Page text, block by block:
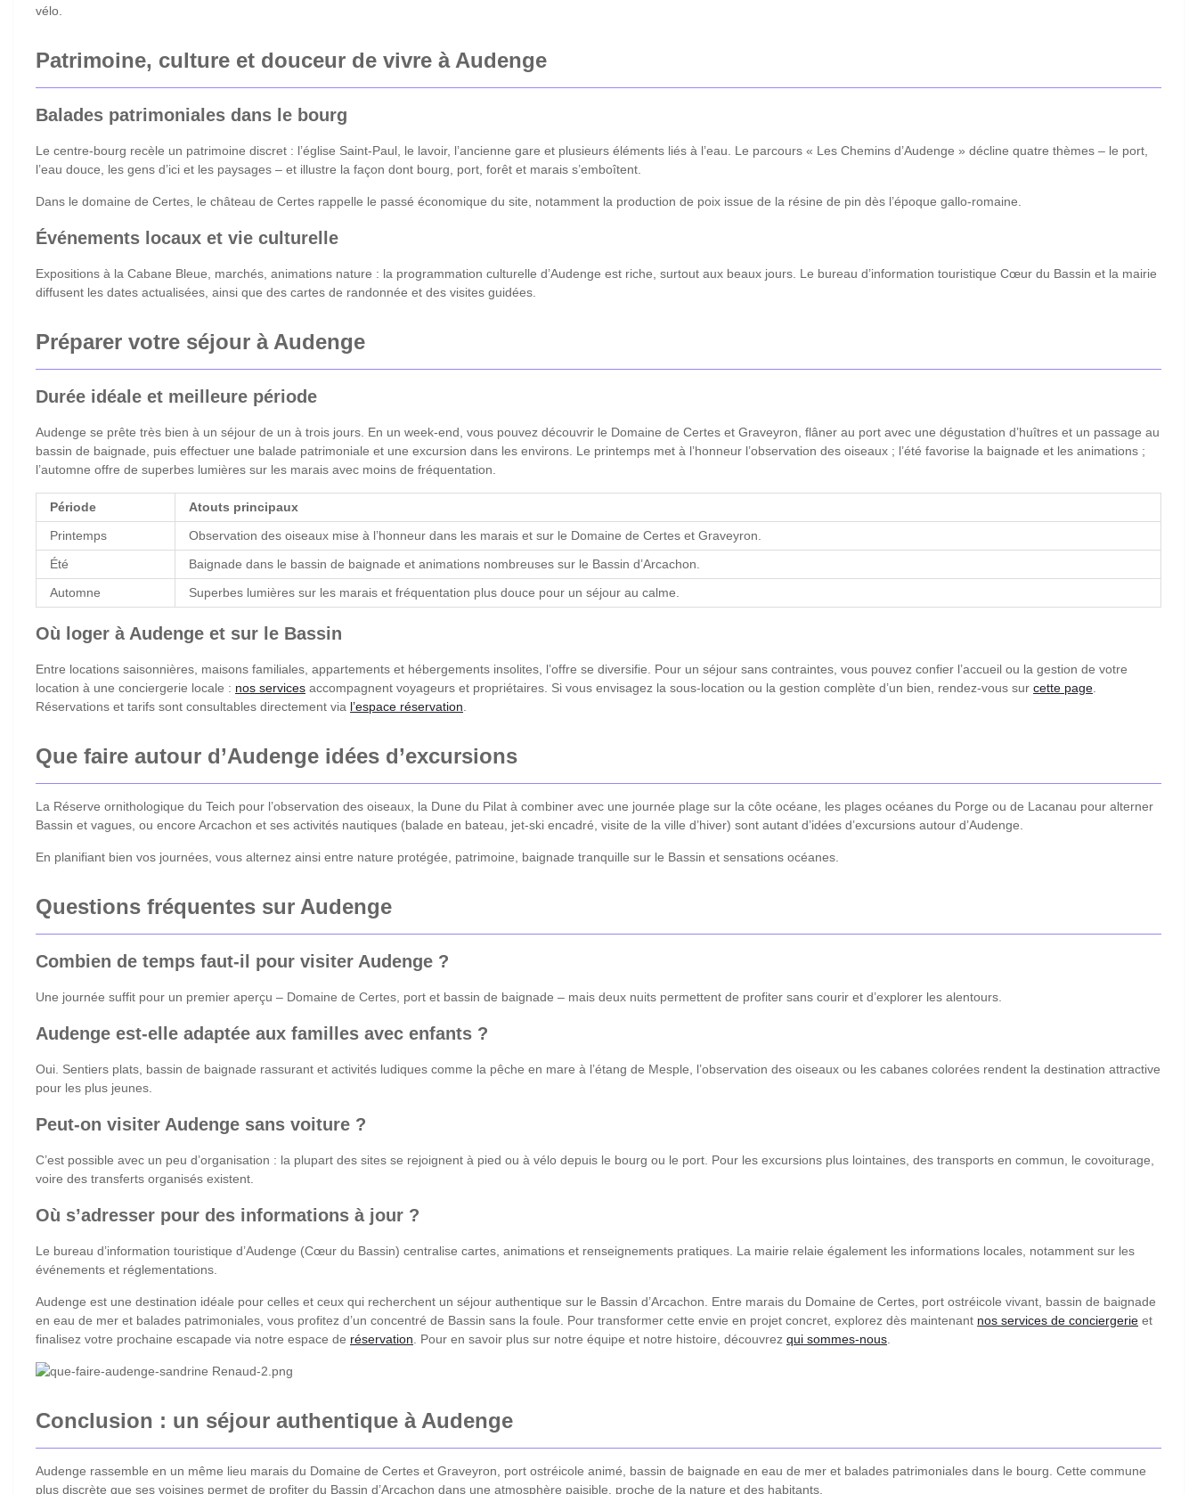
vélo.
Patrimoine, culture et douceur de vivre à Audenge
Balades patrimoniales dans le bourg
Le centre-bourg recèle un patrimoine discret : l’église Saint-Paul, le lavoir, l’ancienne gare et plusieurs éléments liés à l’eau. Le parcours « Les Chemins d’Audenge » décline quatre thèmes – le port,
l’eau douce, les gens d’ici et les paysages – et illustre la façon dont bourg, port, forêt et marais s’emboîtent.
Dans le domaine de Certes, le château de Certes rappelle le passé économique du site, notamment la production de poix issue de la résine de pin dès l’époque gallo-romaine.
Événements locaux et vie culturelle
Expositions à la Cabane Bleue, marchés, animations nature : la programmation culturelle d’Audenge est riche, surtout aux beaux jours. Le bureau d’information touristique Cœur du Bassin et la mairie
diffusent les dates actualisées, ainsi que des cartes de randonnée et des visites guidées.
Préparer votre séjour à Audenge
Durée idéale et meilleure période
Audenge se prête très bien à un séjour de un à trois jours. En un week-end, vous pouvez découvrir le Domaine de Certes et Graveyron, flâner au port avec une dégustation d’huîtres et un passage au
bassin de baignade, puis effectuer une balade patrimoniale et une excursion dans les environs. Le printemps met à l’honneur l’observation des oiseaux ; l’été favorise la baignade et les animations ;
l’automne offre de superbes lumières sur les marais avec moins de fréquentation.
Période
Atouts principaux
Printemps
Observation des oiseaux mise à l’honneur dans les marais et sur le Domaine de Certes et Graveyron.
Été
Baignade dans le bassin de baignade et animations nombreuses sur le Bassin d’Arcachon.
Automne
Superbes lumières sur les marais et fréquentation plus douce pour un séjour au calme.
Où loger à Audenge et sur le Bassin
Entre locations saisonnières, maisons familiales, appartements et hébergements insolites, l’offre se diversifie. Pour un séjour sans contraintes, vous pouvez confier l’accueil ou la gestion de votre
location à une conciergerie locale : nos services accompagnent voyageurs et propriétaires. Si vous envisagez la sous-location ou la gestion complète d’un bien, rendez-vous sur cette page
Réservations et tarifs sont consultables directement via l’espace réservation
Que faire autour d’Audenge idées d’excursions
La Réserve ornithologique du Teich pour l’observation des oiseaux, la Dune du Pilat à combiner avec une journée plage sur la côte océane, les plages océanes du Porge ou de Lacanau pour alterner
Bassin et vagues, ou encore Arcachon et ses activités nautiques (balade en bateau, jet-ski encadré, visite de la ville d’hiver) sont autant d’idées d’excursions autour d’Audenge.
En planifiant bien vos journées, vous alternez ainsi entre nature protégée, patrimoine, baignade tranquille sur le Bassin et sensations océanes.
Questions fréquentes sur Audenge
Combien de temps faut-il pour visiter Audenge ?
Une journée suffit pour un premier aperçu – Domaine de Certes, port et bassin de baignade – mais deux nuits permettent de profiter sans courir et d’explorer les alentours.
Audenge est-elle adaptée aux familles avec enfants ?
Oui. Sentiers plats, bassin de baignade rassurant et activités ludiques comme la pêche en mare à l’étang de Mesple, l’observation des oiseaux ou les cabanes colorées rendent la destination attractive
pour les plus jeunes.
Peut-on visiter Audenge sans voiture ?
C’est possible avec un peu d’organisation : la plupart des sites se rejoignent à pied ou à vélo depuis le bourg ou le port. Pour les excursions plus lointaines, des transports en commun, le covoiturage,
voire des transferts organisés existent.
Où s’adresser pour des informations à jour ?
Le bureau d’information touristique d’Audenge (Cœur du Bassin) centralise cartes, animations et renseignements pratiques. La mairie relaie également les informations locales, notamment sur les
événements et réglementations.
Audenge est une destination idéale pour celles et ceux qui recherchent un séjour authentique sur le Bassin d’Arcachon. Entre marais du Domaine de Certes, port ostréicole vivant, bassin de baignade
en eau de mer et balades patrimoniales, vous profitez d’un concentré de Bassin sans la foule. Pour transformer cette envie en projet concret, explorez dès maintenant nos services de conciergerie et
finalisez votre prochaine escapade via notre espace de réservation . Pour en savoir plus sur notre équipe et notre histoire, découvrez qui sommes-nous
Conclusion : un séjour authentique à Audenge
Audenge rassemble en un même lieu marais du Domaine de Certes et Graveyron, port ostréicole animé, bassin de baignade en eau de mer et balades patrimoniales dans le bourg. Cette commune
plus discrète que ses voisines permet de profiter du Bassin d’Arcachon dans une atmosphère paisible, proche de la nature et des habitants.